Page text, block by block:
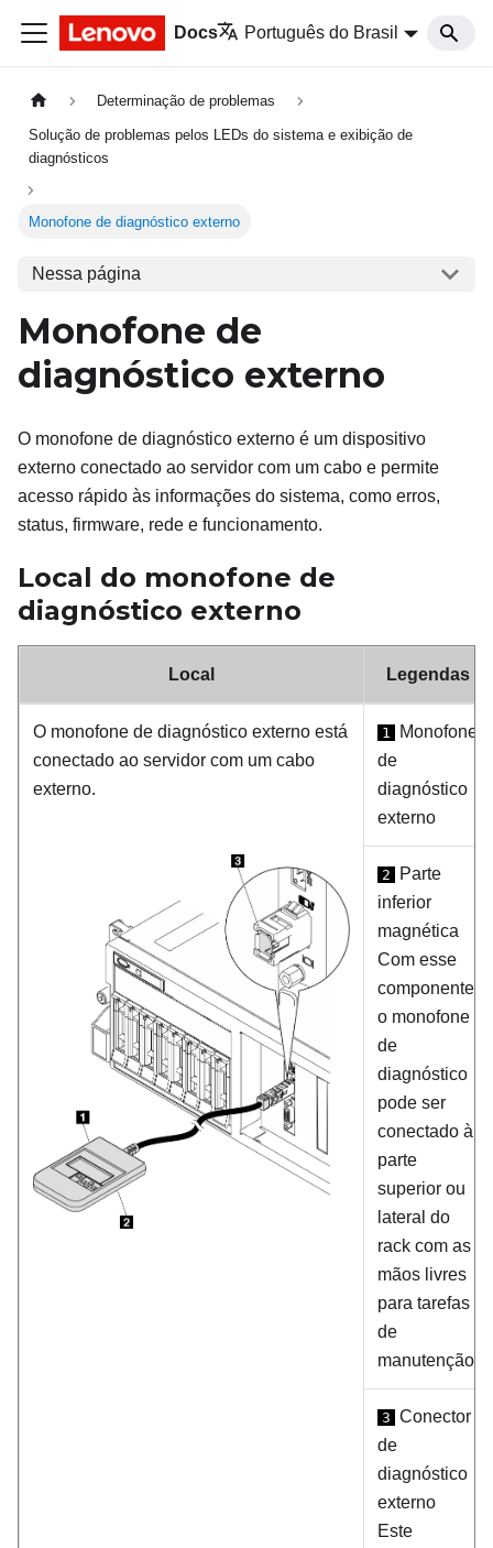
Docs Português do Brasil
Determinação de problemas
Solução de problemas pelos LEDs do sistema e exibição de
diagnósticos
Monofone de diagnóstico externo
Nessa página
Monofone de
diagnóstico externo
O monofone de diagnóstico externo é um dispositivo
externo conectado ao servidor com um cabo e permite
acesso rápido às informações do sistema, como erros,
status, firmware, rede e funcionamento.
Local do monofone de
diagnóstico externo
Local Legendas
O monofone de diagnóstico externo está
conectado ao servidor com um cabo
externo.
1
Monofone
de
diagnóstico
externo
2
Parte
inferior
magnética
Com esse
componente,
o monofone
de
diagnóstico
pode ser
conectado à
parte
superior ou
lateral do
rack com as
mãos livres
para tarefas
de
manutenção.
3 Conector
de
diagnóstico
externo
Este